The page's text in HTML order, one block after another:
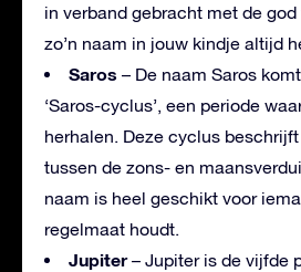
in verband gebracht met de
zo’n naam in jouw kindje altijd
Saros – De naam Saros
‘Saros-cyclus’, een periode
herhalen. Deze cyclus
tussen de zons- en
naam is heel geschikt voor
regelmaat houdt.
Jupiter– Jupiter is de vijfde